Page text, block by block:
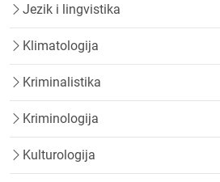
Jezik i lingvistika
Klimatologija
Kriminalistika
Kriminologija
Kulturologija